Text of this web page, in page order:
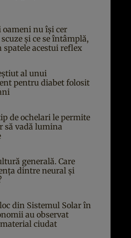
oameni nu își cer
și ce se întâmplă,
spatele acestui reflex
al unui
pentru diabet folosit
de ochelari le permite
să vadă lumina
generală. Care
dintre neural și
din Sistemul Solar în
au observat
ciudat